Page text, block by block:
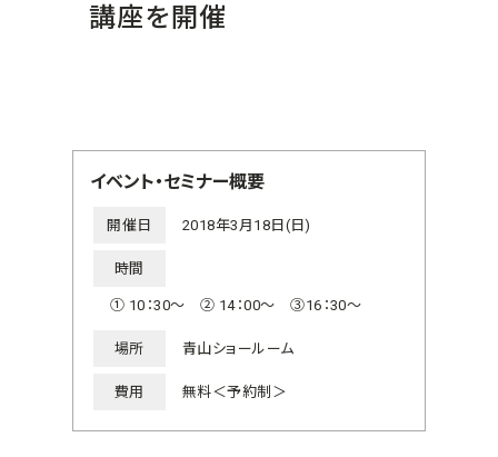
講座を開催
イベント・セミナー概要
開催日 2018年3月18日(日)
時間
① 10：30～ ② 14：00～ ③16：30～
場所 青山ショールーム
費用 無料＜予約制＞